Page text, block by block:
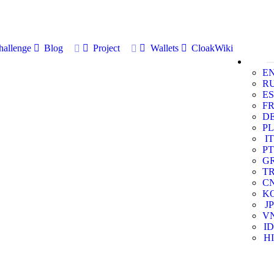
Blog Project Wallets
CloakWiki
ES
FR
PL
IT
PT
JP
ID
HI